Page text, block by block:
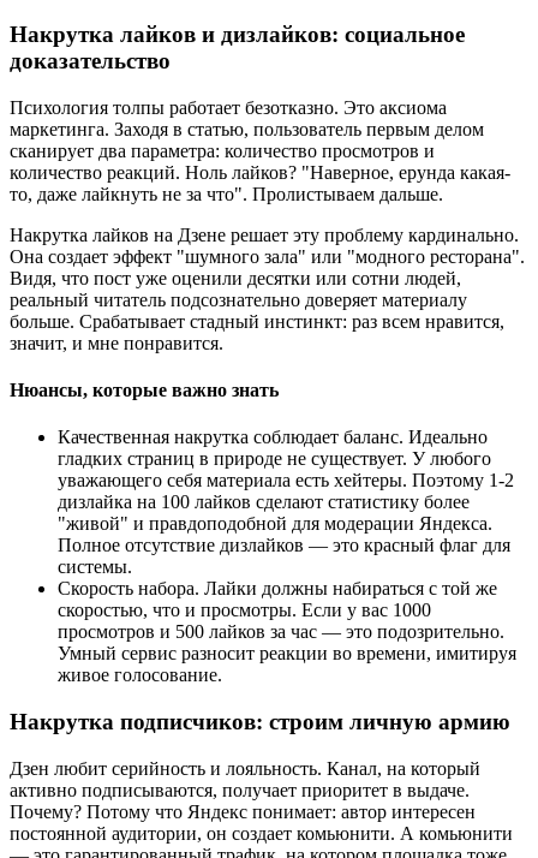
Накрутка лайков и дизлайков: социальное
доказательство
Психология толпы работает безотказно. Это аксиома
маркетинга. Заходя в статью, пользователь первым делом
сканирует два параметра: количество просмотров и
количество реакций. Ноль лайков? "Наверное, ерунда какая-
то, даже лайкнуть не за что". Пролистываем дальше.
Накрутка лайков на Дзене решает эту проблему кардинально.
Она создает эффект "шумного зала" или "модного ресторана".
Видя, что пост уже оценили десятки или сотни людей,
реальный читатель подсознательно доверяет материалу
больше. Срабатывает стадный инстинкт: раз всем нравится,
значит, и мне понравится.
Нюансы, которые важно знать
Качественная накрутка соблюдает баланс. Идеально
гладких страниц в природе не существует. У любого
уважающего себя материала есть хейтеры. Поэтому 1-2
дизлайка на 100 лайков сделают статистику более
"живой" и правдоподобной для модерации Яндекса.
Полное отсутствие дизлайков — это красный флаг для
системы.
Скорость набора. Лайки должны набираться с той же
скоростью, что и просмотры. Если у вас 1000
просмотров и 500 лайков за час — это подозрительно.
Умный сервис разносит реакции во времени, имитируя
живое голосование.
Накрутка подписчиков: строим личную армию
Дзен любит серийность и лояльность. Канал, на который
активно подписываются, получает приоритет в выдаче.
Почему? Потому что Яндекс понимает: автор интересен
постоянной аудитории, он создает комьюнити. А комьюнити